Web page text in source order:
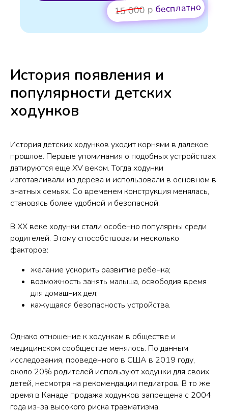
15 000 р бесплатно
История появления и
популярности детских
ходунков
История детских ходунков уходит корнями в далекое
прошлое. Первые упоминания о подобных устройствах
датируются еще XV веком. Тогда ходунки
изготавливали из дерева и использовали в основном в
знатных семьях. Со временем конструкция менялась,
становясь более удобной и безопасной.
В XX веке ходунки стали особенно популярны среди
родителей. Этому способствовали несколько
факторов:
желание ускорить развитие ребенка;
возможность занять малыша, освободив время
для домашних дел;
кажущаяся безопасность устройства.
Однако отношение к ходункам в обществе и
медицинском сообществе менялось. По данным
исследования, проведенного в США в 2019 году,
около 20% родителей используют ходунки для своих
детей, несмотря на рекомендации педиатров. В то же
время в Канаде продажа ходунков запрещена с 2004
года из-за высокого риска травматизма.